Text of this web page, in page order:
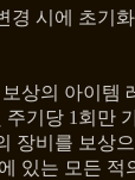
경 시에 초기
상의 아이템
주기당 1회만
장비를 보상
있는 모든 적